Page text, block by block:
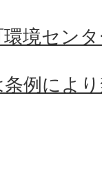
境セン
例によ